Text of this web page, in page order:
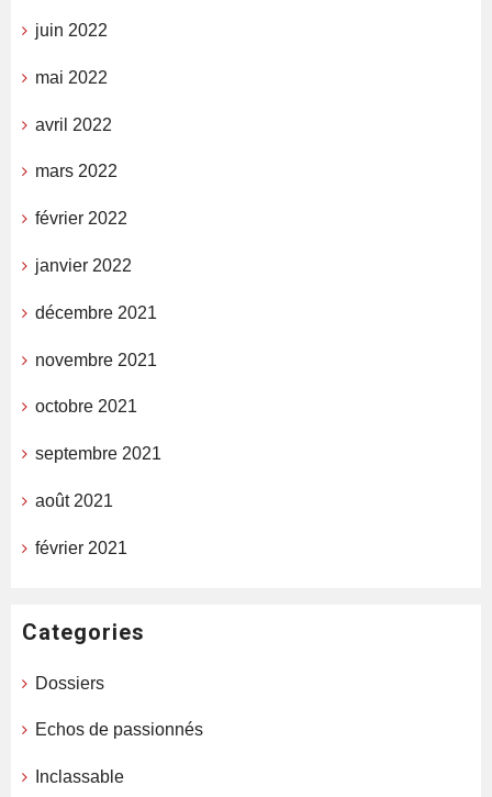
juin 2022
mai 2022
avril 2022
mars 2022
février 2022
janvier 2022
décembre 2021
novembre 2021
octobre 2021
septembre 2021
août 2021
février 2021
Categories
Dossiers
Echos de passionnés
Inclassable